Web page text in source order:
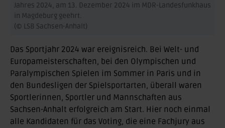
Jahres 2024, am 13. Dezember 2024 im MDR-Landesfunkhaus
in Magdeburg geehrt.
(© LSB Sachsen-Anhalt)
Das Sportjahr 2024 war ereignisreich. Bei Welt- und
Europameisterschaften, bei den Olympischen und
Paralympischen Spielen im Sommer in Paris und in
den Bundesligen der Spielsportarten, überall waren
Sportlerinnen, Sportler und Mannschaften aus
Sachsen-Anhalt erfolgreich am Start. Hier noch einmal
alle Kandidaten für das Voting, die eine Fachjury aus